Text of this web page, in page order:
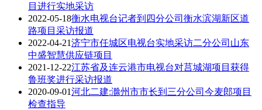
目进行实地采访
2022-05-18衡水电视台记者到四分公司衡水滨湖新区道
路项目采访报道
2022-04-21济宁市任城区电视台实地采访二分公司山东
中盛智慧供应链项目
2021-12-22江苏省及连云港市电视台对莒城湖项目获得
鲁班奖进行采访报道
2020-09-01河北二建:滁州市市长到三分公司今麦郎项目
检查指导